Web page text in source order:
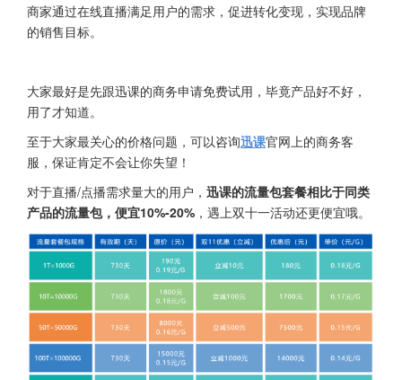
商家通过在线直播满足用户的需求，促进转化变现，实现品牌
的销售目标。
大家最好是先跟迅课的商务申请免费试用，毕竟产品好不好，
用了才知道。
至于大家最关心的价格问题，可以咨询迅课官网上的商务客
服，保证肯定不会让你失望！
对于直播/点播需求量大的用户， 迅课的流量包套餐相比于同类
产品的流量包，便宜10%-20% ，遇上双十一活动还更便宜哦。